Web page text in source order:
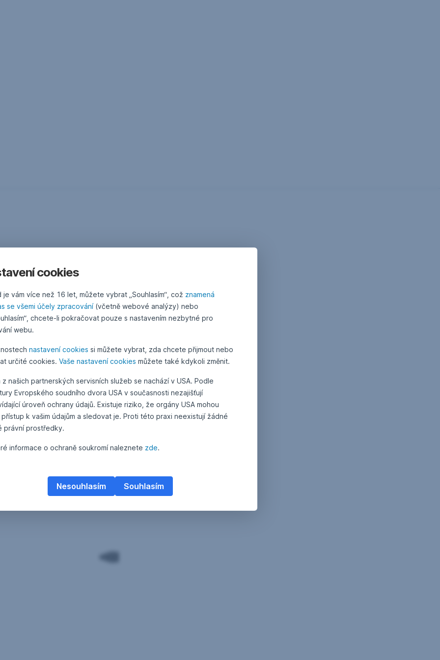
cookies
je vám více než 16 let, můžete vybrat „Souhlasím“, což znamená
se všemi účely zpracování(včetně webové analýzy) nebo
chcete-li pokračovat pouze s nastavením nezbytné pro
webu.
nastavení cookies si můžete vybrat, zda chcete přijmout nebo
určité cookies. Vaše nastavení cookies můžete také kdykoli změnit.
z našich partnerských servisních služeb se nachází v USA. Podle
Evropského soudního dvora USA v současnosti nezajišťují
úroveň ochrany údajů. Existuje riziko, že orgány USA mohou
přístup k vašim údajům a sledovat je. Proti této praxi neexistují žádné
právní prostředky.
informace o ochraně soukromí naleznete zde.
Souhlasím
Nesouhlasím